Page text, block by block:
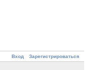
Вход
Зарегистрироваться